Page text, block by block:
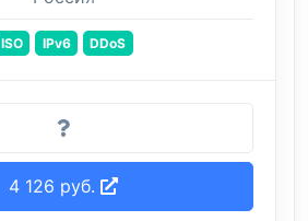
ISO IPv6 DDoS
4 126 руб.